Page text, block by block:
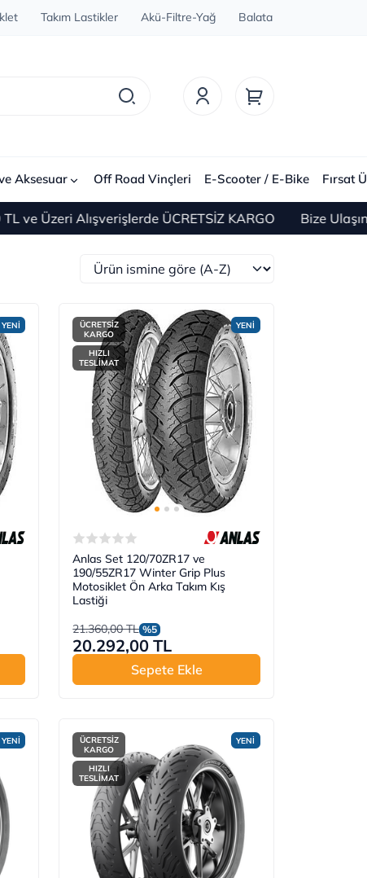
Takım Lastikler Akü-Filtre-Yağ Balata
Aksesuar Off Road Vinçleri E-Scooter / E-Bike Fırsat
Alışverişlerde ÜCRETSİZ KARGO Bize Ulaşın 0(212)
YENİ YENİ
ÜCRETSİZ
KARGO
HIZLI
TESLİMAT
Anlas Set 120/70ZR17 ve
190/55ZR17 Winter Grip Plus
Motosiklet Ön Arka Takım Kış
Lastiği
21.360,00 TL %5
20.292,00 TL
Sepete Ekle
YENİ YENİ
ÜCRETSİZ
KARGO
HIZLI
TESLİMAT